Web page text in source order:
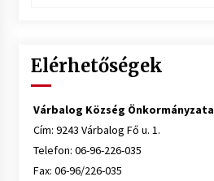
Elérhetőségek
Várbalog Község Önkormányzata
Cím: 9243 Várbalog Fő u. 1.
Telefon: 06-96-226-035
Fax: 06-96/226-035